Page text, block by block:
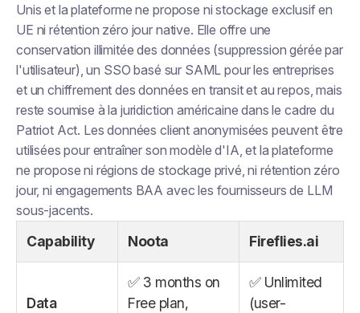
Unis et la plateforme ne propose ni stockage exclusif en
UE ni rétention zéro jour native. Elle offre une
conservation illimitée des données (suppression gérée par
l'utilisateur), un SSO basé sur SAML pour les entreprises
et un chiffrement des données en transit et au repos, mais
reste soumise à la juridiction américaine dans le cadre du
Patriot Act. Les données client anonymisées peuvent être
utilisées pour entraîner son modèle d'IA, et la plateforme
ne propose ni régions de stockage privé, ni rétention zéro
jour, ni engagements BAA avec les fournisseurs de LLM
sous-jacents.
Capability Noota Fireflies.ai
Data
✅ 3 months on
Free plan,
✅ Unlimited
(user-